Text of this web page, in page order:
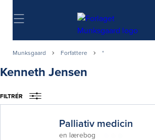
Søg
Munksgaard Forfattere *
Kenneth Jensen
FILTRÉR
Palliativ medicin
en lærebog